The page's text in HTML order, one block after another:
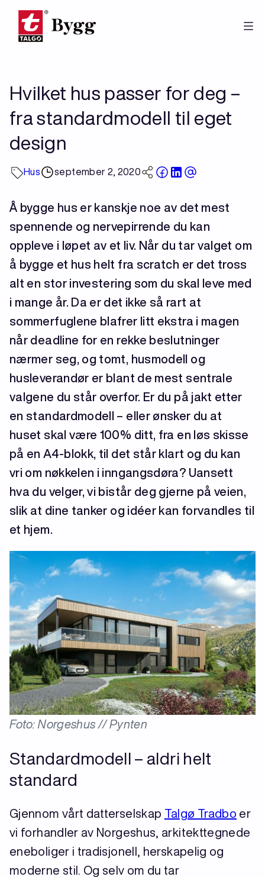
Hopp
Hvilket hus passer for deg –
fra standardmodell til eget
design
Hus september 2, 2020
Å bygge hus er kanskje noe av det mest
spennende og nervepirrende du kan
oppleve i løpet av et liv. Når du tar valget om
å bygge et hus helt fra scratch er det tross
alt en stor investering som du skal leve med
i mange år. Da er det ikke så rart at
sommerfuglene blafrer litt ekstra i magen
når deadline for en rekke beslutninger
nærmer seg, og tomt, husmodell og
husleverandør er blant de mest sentrale
valgene du står overfor. Er du på jakt etter
en standardmodell – eller ønsker du at
huset skal være 100% ditt, fra en løs skisse
på en A4-blokk, til det står klart og du kan
vri om nøkkelen i inngangsdøra? Uansett
hva du velger, vi bistår deg gjerne på veien,
slik at dine tanker og idéer kan forvandles til
et hjem.
Foto: Norgeshus // Pynten
Standardmodell – aldri helt
standard
Gjennom vårt datterselskap Talgø Tradbo er
vi forhandler av Norgeshus, arkitekttegnede
eneboliger i tradisjonell, herskapelig og
moderne stil. Og selv om du tar